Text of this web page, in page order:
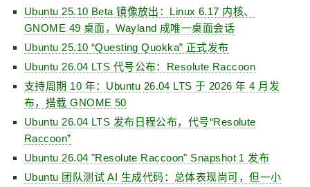
Ubuntu 25.10 Beta 镜像放出：Linux 6.17 内核、
GNOME 49 桌面，Wayland 成唯一桌面会话
Ubuntu 25.10 “Questing Quokka” 正式发布
Ubuntu 26.04 LTS 代号公布：Resolute Raccoon
支持周期 10 年：Ubuntu 26.04 LTS 于 2026 年 4 月发
布，搭载 GNOME 50
Ubuntu 26.04 LTS 发布日程公布，代号“Resolute
Raccoon”
Ubuntu 26.04 "Resolute Raccoon" Snapshot 1 发布
Ubuntu 团队测试 AI 生成代码：总体表现尚可，但一小